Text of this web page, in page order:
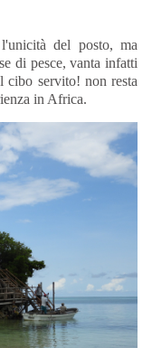
del posto, ma
di pesce, vanta infatti
cibo servito! non resta
in Africa.